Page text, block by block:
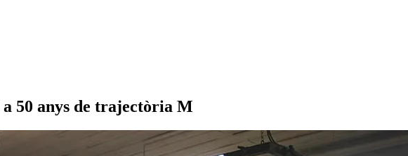
50 anys de trajectòria M